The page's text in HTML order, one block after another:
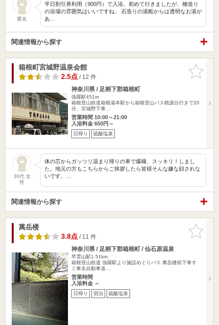
匿名
平日割引券利用（900円）で入浴。初めて行きましたが、檜造り
の浴場の雰囲気はいいですね。 石造りの湯船からは透明なお湯が
あ…
関連情報から探す
お気に入
りに追加
箱根町宮城野温泉会館
2.5点/ 12 件
神奈川県 / 足柄下郡箱根町
強羅駅451m
箱根登山鉄道箱根湯本駅から箱根登山バス桃源台行きで20
分、宮城野下車…
営業時間 10:00～21:00
入浴料金 650円～
日帰り 硫酸塩泉
30代 女
性
体の芯からガッツリ温まり帰りの車で爆睡、スッキリ！しまし
た。地元の方もこちらからご挨拶したら皆様そんな嫌な顔されな
いです。…
関連情報から探す
お気に入
りに追加
萬岳楼
3.8点/ 11 件
神奈川県 / 足柄下郡箱根町 / 仙石原温泉
早雲山駅1.51km
箱根登山鉄道 強羅駅より施設めぐりバス 萬岳楼前下車す
ぐ東名自動車道…
営業時間
入浴料金 ～
日帰り 宿泊 硫酸塩泉